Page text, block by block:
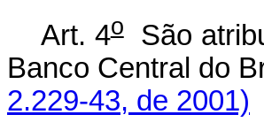
Art. 4oSão
Banco Central do
2.229-43, de 2001)